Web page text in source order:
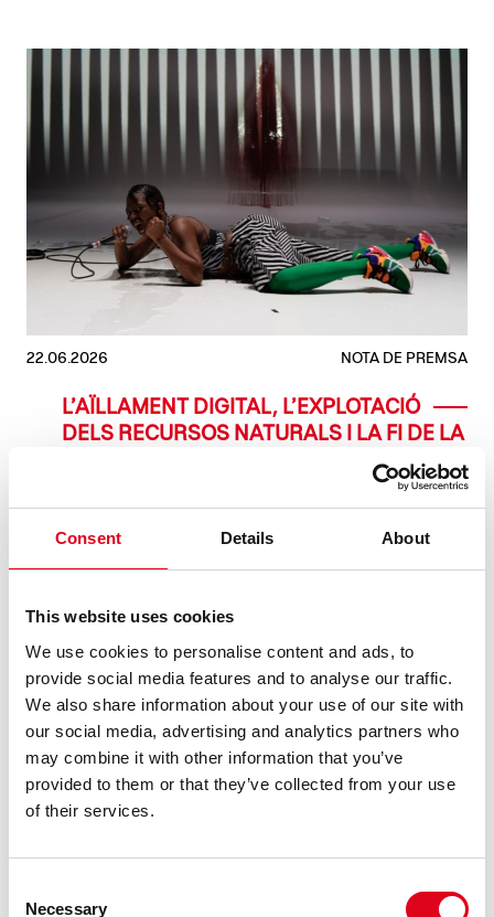
Consent Details About
This website uses cookies
We use cookies to personalise content and ads, to
provide social media features and to analyse our traffic.
We also share information about your use of our site with
our social media, advertising and analytics partners who
may combine it with other information that you’ve
provided to them or that they’ve collected from your use
of their services.
Selection
Necessary
22.06.2026 NOTA DE PREMSA
L’AÏLLAMENT DIGITAL, L’EXPLOTACIÓ
DELS RECURSOS NATURALS I LA FI DE LA
PROTAGONISTES DE LES PROPOSTES
DEL GREC 2026 A LA BROSSA
El 7 i 8 de juliol la companyia neerlandesa Studio Julian
Hetze i la directora Ntando Cele presenten SPAfrica, una
col·lectiu AMAGA, que es podrà veure del 13 al 22 de juliol,
LLEGEIX